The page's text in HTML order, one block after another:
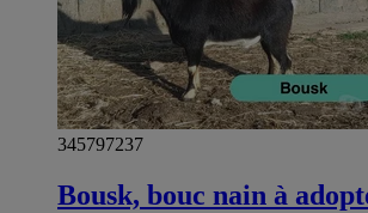
345797237
Bousk, bouc nain à